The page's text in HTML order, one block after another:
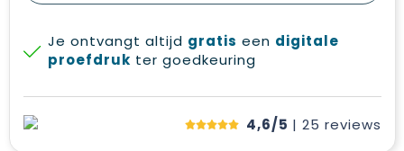
Je ontvangt altijd gratis een digitale
proefdruk ter goedkeuring
4,6/5 | 25 reviews